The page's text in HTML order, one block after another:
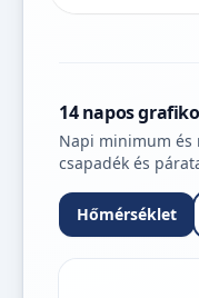
14 napos
Napi minimum és
csapadék és
Hőmérséklet